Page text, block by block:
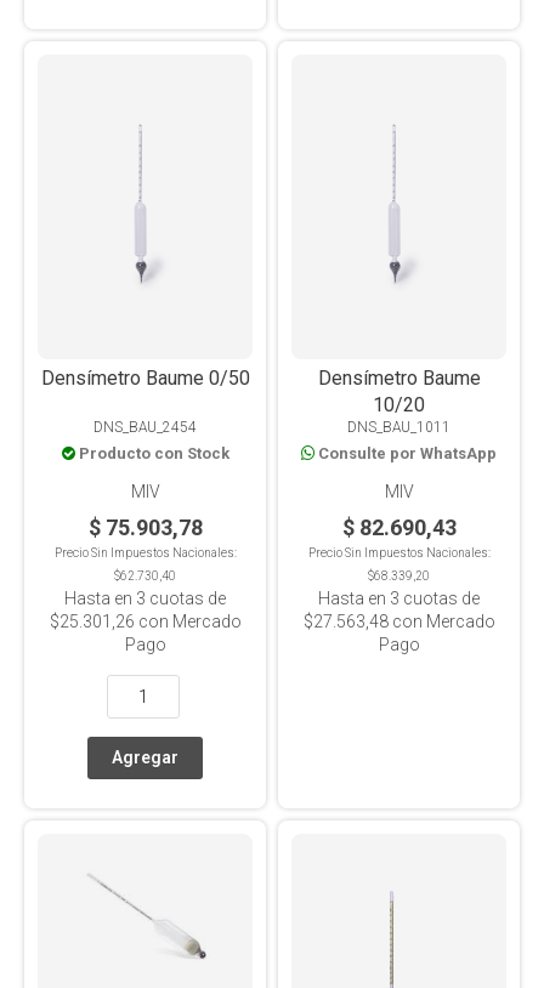
Densímetro Baume 0/50
DNS_BAU_2454
Producto con Stock
MIV
$ 75.903,78
Precio Sin Impuestos Nacionales:
$62.730,40
Hasta en 3 cuotas de
$25.301,26 con Mercado
Pago
Densímetro Baume
10/20
DNS_BAU_1011
Consulte por WhatsApp
MIV
$ 82.690,43
Precio Sin Impuestos Nacionales:
$68.339,20
Hasta en 3 cuotas de
$27.563,48con Mercado
Pago